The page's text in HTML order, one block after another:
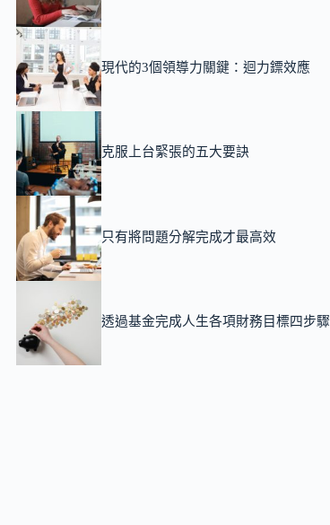
現代的3個領導力關鍵：迴力鏢效應
克服上台緊張的五大要訣
只有將問題分解完成才最高效
透過基金完成人生各項財務目標四步驟